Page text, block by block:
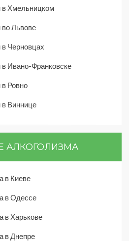
в Хмельницком
во Львове
Черновцах
Ивано-Франковске
Ровно
в Виннице
АЛКОГОЛИЗМА
в Киеве
в Одессе
в Харькове
в Днепре